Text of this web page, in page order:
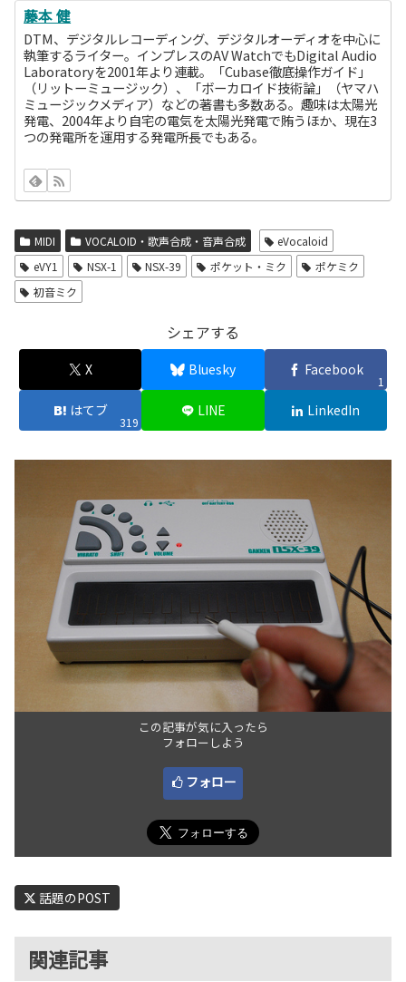
藤本 健
DTM、デジタルレコーディング、デジタルオーディオを中心に
執筆するライター。インプレスのAV WatchでもDigital Audio
Laboratoryを2001年より連載。「Cubase徹底操作ガイド」
（リットーミュージック）、「ボーカロイド技術論」（ヤマハ
ミュージックメディア）などの著書も多数ある。趣味は太陽光
発電、2004年より自宅の電気を太陽光発電で賄うほか、現在3
つの発電所を運用する発電所長でもある。
MIDI VOCALOID・歌声合成・音声合成
eVocaloid
eVY1
NSX-1 NSX-39 ポケット・ミク
ポケミク
初音ミク
シェアする
X Bluesky Facebook
1
はてブ
319
LINE LinkedIn
この記事が気に入ったら
フォローしよう
フォロー
話題のPOST
関連記事